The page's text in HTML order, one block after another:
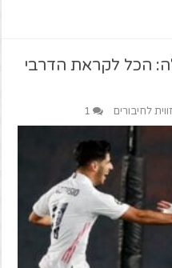
הכל לקראת הדרבי
לחיבורים 1